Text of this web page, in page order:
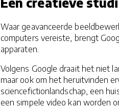
Waar geavanceerde
computers vereiste, brengt
apparaten.
Volgens Google draait het niet
maar ook om het heruitvinden
sciencefictionlandschap, een
een simpele video kan worden